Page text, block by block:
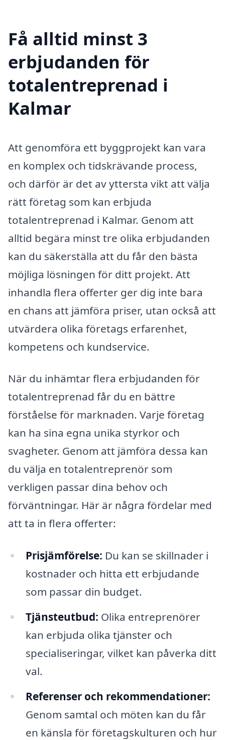
Få alltid minst 3
erbjudanden för
totalentreprenad i
Kalmar
Att genomföra ett byggprojekt kan vara
en komplex och tidskrävande process,
och därför är det av yttersta vikt att välja
rätt företag som kan erbjuda
totalentreprenad i Kalmar. Genom att
alltid begära minst tre olika erbjudanden
kan du säkerställa att du får den bästa
möjliga lösningen för ditt projekt. Att
inhandla flera offerter ger dig inte bara
en chans att jämföra priser, utan också att
utvärdera olika företags erfarenhet,
kompetens och kundservice.
När du inhämtar flera erbjudanden för
totalentreprenad får du en bättre
förståelse för marknaden. Varje företag
kan ha sina egna unika styrkor och
svagheter. Genom att jämföra dessa kan
du välja en totalentreprenör som
verkligen passar dina behov och
förväntningar. Här är några fördelar med
att ta in flera offerter:
Prisjämförelse: Du kan se skillnader i
kostnader och hitta ett erbjudande
som passar din budget.
Tjänsteutbud: Olika entreprenörer
kan erbjuda olika tjänster och
specialiseringar, vilket kan påverka ditt
val.
Referenser och rekommendationer:
Genom samtal och möten kan du får
en känsla för företagskulturen och hur